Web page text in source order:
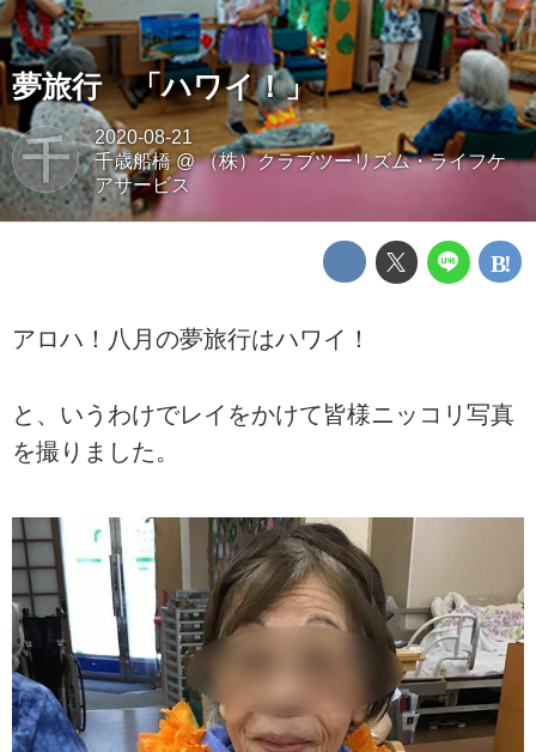
夢旅行 「ハワイ！」
千
2020-08-21
千歳船橋@（株）クラブツーリズム・ライフケ
アサービス
アロハ！八月の夢旅行はハワイ！
と、いうわけでレイをかけて皆様ニッコリ写真
を撮りました。